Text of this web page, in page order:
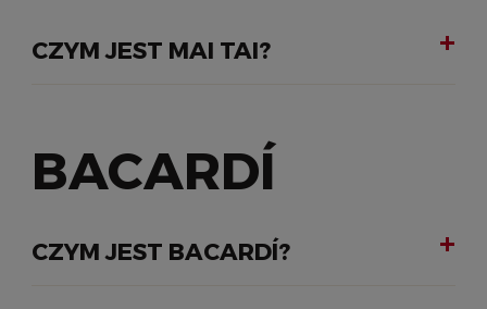
CZYM JEST MAI TAI?
BACARDÍ
CZYM JEST BACARDÍ?